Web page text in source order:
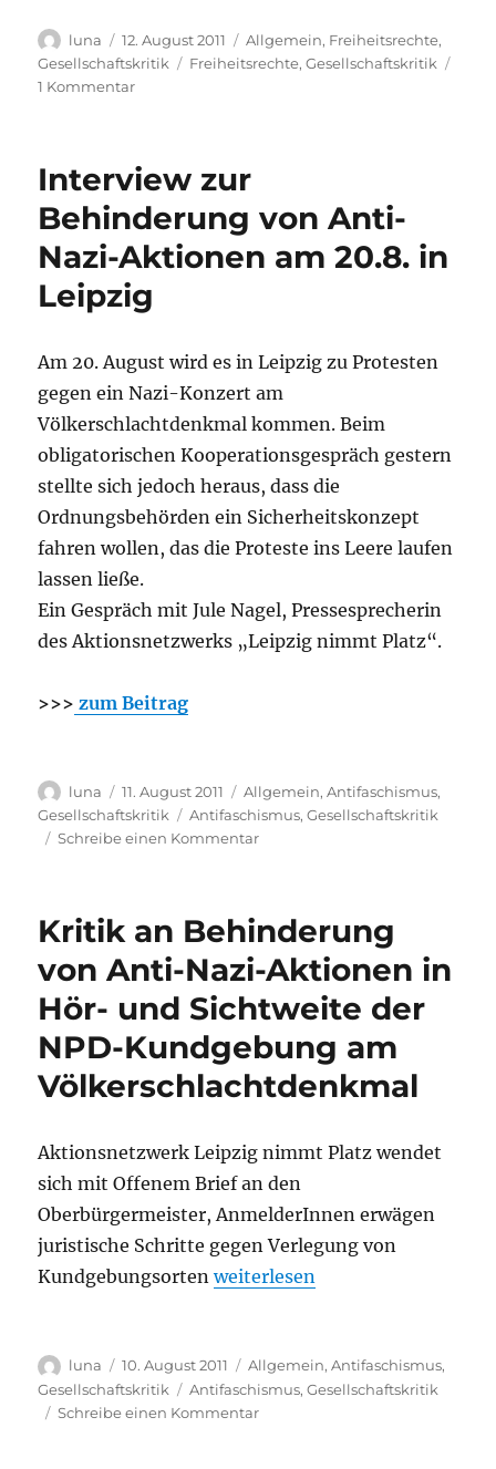
Autor
luna
Veröffentlicht
am
12. August 2011 Kategorien
Allgemein, Freiheitsrechte,
Gesellschaftskritik
Schlagwörter
Freiheitsrechte,Gesellschaftskritik
1 Kommentarzu
Hausdurchsuchung
in
Jena
Interview zur
Behinderung von Anti-
Nazi-Aktionen am 20.8. in
Leipzig
Am 20. August wird es in Leipzig zu Protesten
gegen ein Nazi-Konzert am
Völkerschlachtdenkmal kommen. Beim
obligatorischen Kooperationsgespräch gestern
stellte sich jedoch heraus, dass die
Ordnungsbehörden ein Sicherheitskonzept
fahren wollen, das die Proteste ins Leere laufen
lassen ließe.
Ein Gespräch mit Jule Nagel, Pressesprecherin
des Aktionsnetzwerks „Leipzig nimmt Platz“.
>>> zum Beitrag
Autor
luna
Veröffentlicht
am
11. August 2011 Kategorien
Allgemein,Antifaschismus,
Gesellschaftskritik
Schlagwörter
Antifaschismus,Gesellschaftskritik
Schreibe einen Kommentarzu
von
Anti-
Nazi-
Aktionen
am
20.8.
Leipzig
Kritik an Behinderung
von Anti-Nazi-Aktionen in
Hör- und Sichtweite der
NPD-Kundgebung am
Völkerschlachtdenkmal
Aktionsnetzwerk Leipzig nimmt Platz wendet
sich mit Offenem Brief an den
Oberbürgermeister, AnmelderInnen erwägen
juristische Schritte gegen Verlegung von
Kundgebungsorten„Kritik an Behinderung von
weiterlesen
Autor
luna
Veröffentlicht
am
10. August 2011 Kategorien
Allgemein,Antifaschismus,
Gesellschaftskritik
Schlagwörter
Antifaschismus,Gesellschaftskritik
Schreibe einen Kommentarzu